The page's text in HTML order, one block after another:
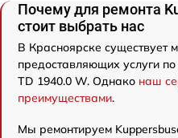
Почему для ремонта
стоит выбрать нас
В Красноярске существует
предоставляющих услуги
TD 1940.0 W. Однако наш
преимуществами.
Мы ремонтируем